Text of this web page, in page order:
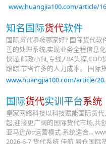
www.huangjia100.com/article/
知名国际货代软件
国际 货代系统哪家好? 国际货代软
善的处理系统,实现业务全程信息
快递,邮政小包,专线,FBA头程,COD
跟踪,节省许多的人力成本。 国际
www.huangjia100.com/article/
国际货代实训平台系统
皇家网络科技以科技赋能国际货
起,迎接更广阔的国际货代市场,共
亚马逊fba运营模式.系统适合...
2026-6-7 货代系统 佳航 易仓国际